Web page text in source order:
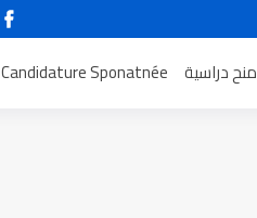
منح دراسية Candidature Sponatnée